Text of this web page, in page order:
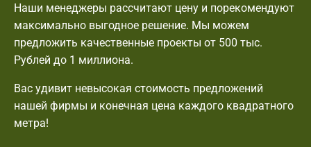
Наши менеджеры рассчитают цену и порекомендуют
максимально выгодное решение. Мы можем
предложить качественные проекты от 500 тыс.
Рублей до 1 миллиона.
Вас удивит невысокая стоимость предложений
нашей фирмы и конечная цена каждого квадратного
метра!